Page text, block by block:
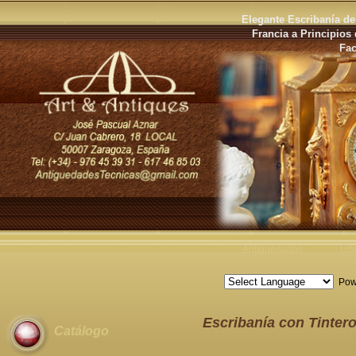
Elegante Escribanía
Francia a Principios
Catálogo
Escribanía con